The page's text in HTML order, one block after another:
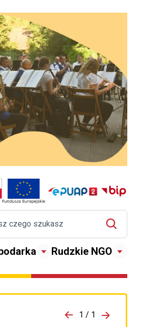
Rudzkie NGO
komunikatu 1 / 1
Przejdź do